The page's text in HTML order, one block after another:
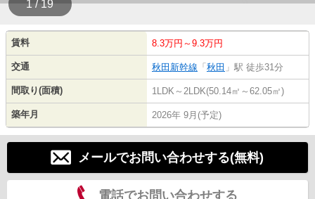
1 / 19
賃料 8.3万円～9.3万円
交通 秋田新幹線 「 秋田 」駅 徒歩31分
間取り(面積) 1LDK～2LDK(50.14㎡～62.05㎡)
築年月 2026年 9月(予定)
メールでお問い合わせする(無料)
電話でお問い合わせする